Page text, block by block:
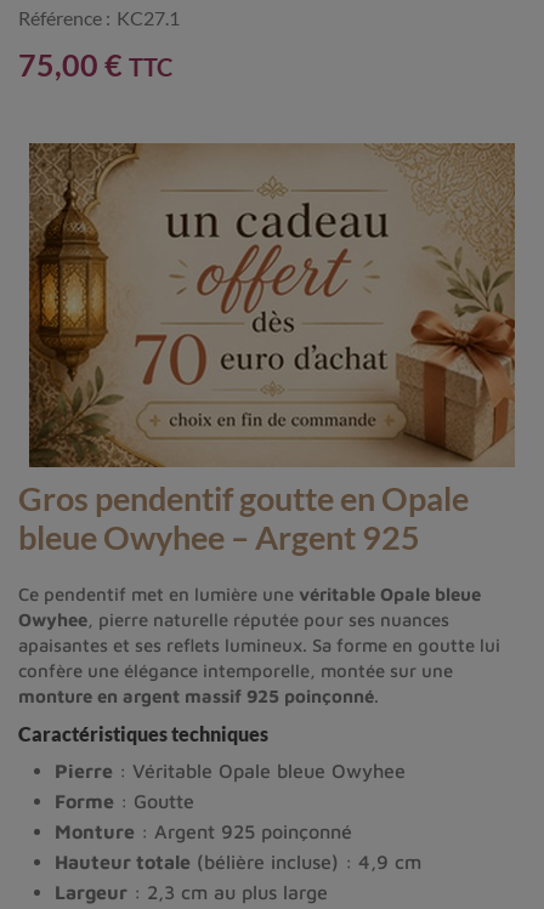
(1 avis)
Référence : KC27.1
75,00 € TTC
Gros pendentif goutte en Opale
bleue Owyhee – Argent 925
Ce pendentif met en lumière une véritable Opale bleue
Owyhee , pierre naturelle réputée pour ses nuances
apaisantes et ses reflets lumineux. Sa forme en goutte lui
confère une élégance intemporelle, montée sur une
monture en argent massif 925 poinçonné.
Caractéristiques techniques
Pierre : Véritable Opale bleue Owyhee
Forme : Goutte
Monture : Argent 925 poinçonné
Hauteur totale (bélière incluse) : 4,9 cm
Largeur : 2,3 cm au plus large